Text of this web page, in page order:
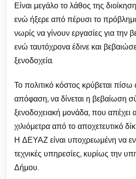
Είναι μεγάλο το λάθος της
ενώ ήξερε από πέρυσι το
νωρίς να γίνουν εργασίες για την
ενώ ταυτόχρονα έδινε και
ξενοδοχεία.
Το πολιτικό κόστος κρύβεται πίσω
απόφαση, να δίνεται η βεβαίωση
ξενοδοχειακή μονάδα, που απέχει
χιλιόμετρα από το αποχετευτικό
Η ΔΕΥΑΖ είναι υποχρεωμένη να
τεχνικές υπηρεσίες, κυρίως την
Δήμου.